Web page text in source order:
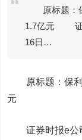
原标题：保
1.7亿元 证
16日…
原标题：保
元
证券时报e公司